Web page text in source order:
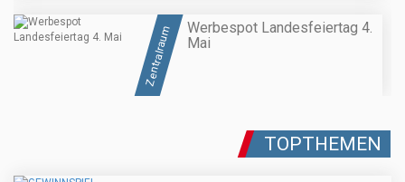
Zentralraum
Werbespot Landesfeiertag 4.
Mai
TOPTHEMEN